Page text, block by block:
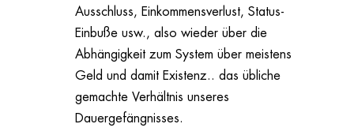
Ausschluss, Einkommensverlust, Status-
Einbuße usw., also wieder über die
Abhängigkeit zum System über meistens
Geld und damit Existenz.. das übliche
gemachte Verhältnis unseres
Dauergefängnisses.